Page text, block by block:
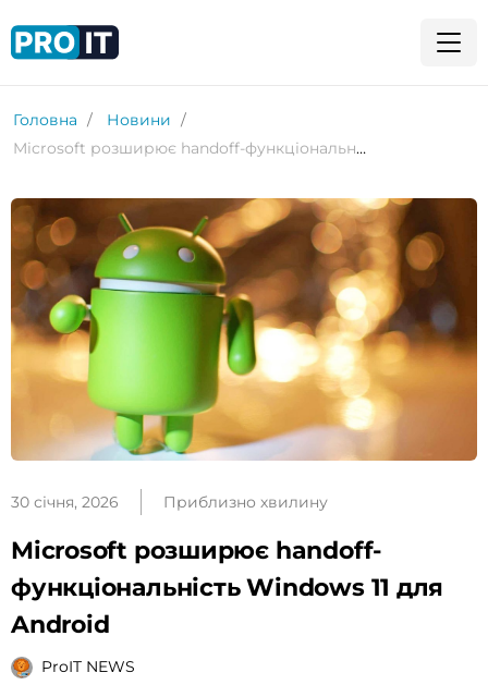
Головна
Новини
Microsoft розширює handoff-функціональність Windows 11 для Android
30 січня, 2026 Приблизно хвилину
Microsoft розширює handoff-
функціональність Windows 11 для
Android
ProIT NEWS